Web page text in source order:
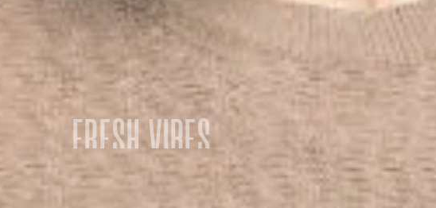
FRESH VIBES
si appresta a travolgere il fine settimana degli ascoltatori con un
appuntamento imperdibile ricco di ritmo